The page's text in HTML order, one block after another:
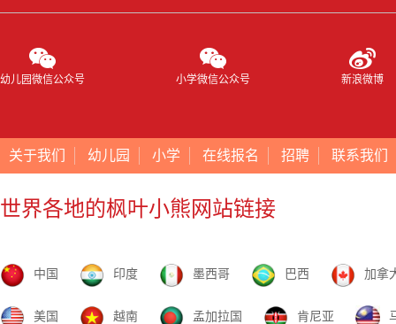
幼儿园微信公众号 小学微信公众号 新浪微博
关于我们 幼儿园 小学 在线报名 招聘 联系我们
世界各地的枫叶小熊网站链接
中国 印度 墨西哥 巴西 加拿
美国 越南 孟加拉国 肯尼亚